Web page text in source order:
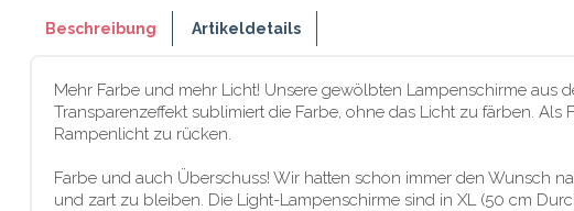
Beschreibung Artikeldetails
Mehr Farbe und mehr Licht! Unsere gewölbten Lampenschirme aus
Transparenzeffekt sublimiert die Farbe, ohne das Licht zu färben.
Rampenlicht zu rücken.
Farbe und auch Überschuss! Wir hatten schon immer den Wunsch
und zart zu bleiben. Die Light-Lampenschirme sind in XL (50 cm